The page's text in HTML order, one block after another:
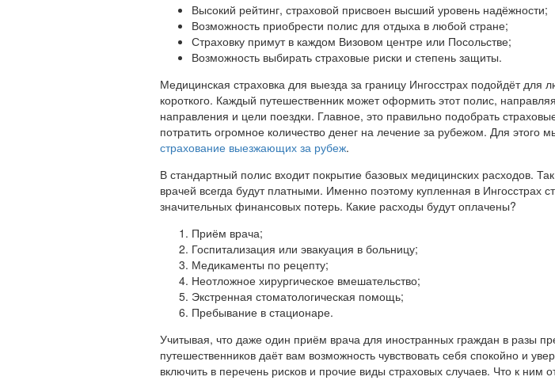
Высокий рейтинг, страховой присвоен высший уровень надёжности;
Возможность приобрести полис для отдыха в любой стране;
Страховку примут в каждом Визовом центре или Посольстве;
Возможность выбирать страховые риски и степень защиты.
Медицинская страховка для выезда за границу Ингосстрах подойдёт для
короткого. Каждый путешественник может оформить этот полис,
направления и цели поездки. Главное, это правильно подобрать
потратить огромное количество денег на лечение за рубежом. Для этого
страхование выезжающих за рубеж.
В стандартный полис входит покрытие базовых медицинских расходов.
врачей всегда будут платными. Именно поэтому купленная в Ингосстрах
значительных финансовых потерь. Какие расходы будут оплачены?
Приём врача;
Госпитализация или эвакуация в больницу;
Медикаменты по рецепту;
Неотложное хирургическое вмешательство;
Экстренная стоматологическая помощь;
Пребывание в стационаре.
Учитывая, что даже один приём врача для иностранных граждан в разы
путешественников даёт вам возможность чувствовать себя спокойно и
включить в перечень рисков и прочие виды страховых случаев. Что к ним